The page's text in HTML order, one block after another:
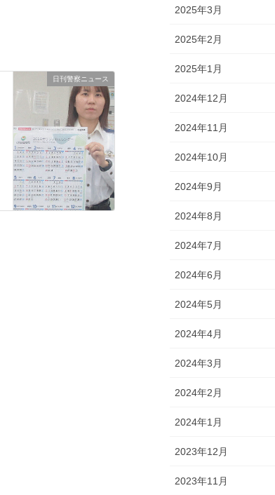
日刊警察ニュース
2025年3月
2025年2月
2025年1月
2024年12月
2024年11月
2024年10月
2024年9月
2024年8月
2024年7月
2024年6月
2024年5月
2024年4月
2024年3月
2024年2月
2024年1月
2023年12月
2023年11月